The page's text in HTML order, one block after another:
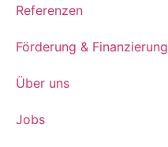
Referenzen
Förderung & Finanzierung
Über uns
Jobs